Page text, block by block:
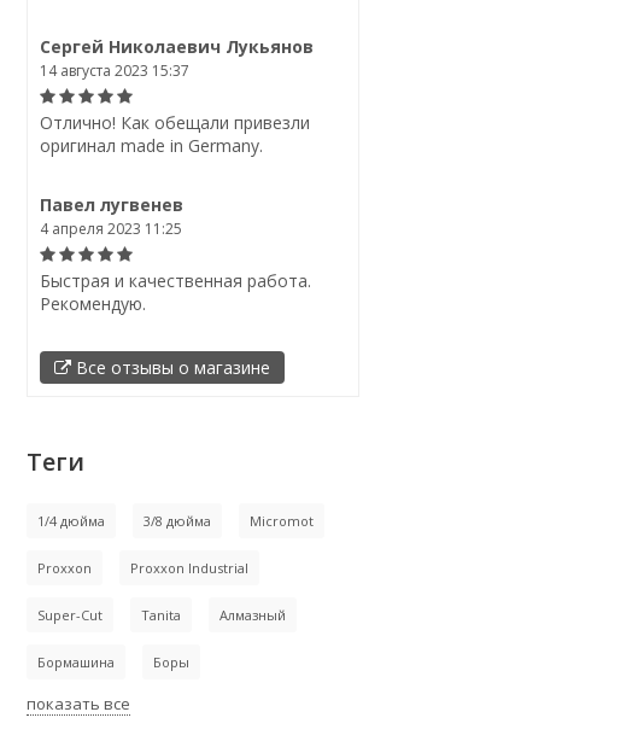
Сергей Николаевич Лукьянов
14 августа 2023 15:37
Отлично! Как обещали привезли
оригинал made in Germany.
Павел лугвенев
4 апреля 2023 11:25
Быстрая и качественная работа.
Рекомендую.
Все отзывы о магазине
Теги
1/4 дюйма 3/8 дюйма Micromot
Proxxon Proxxon Industrial
Super-Cut Tanita Алмазный
Бормашина Боры
показать все